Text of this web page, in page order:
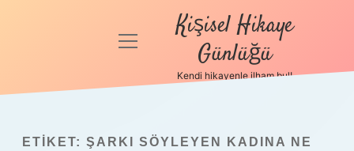
Anasayfa
Politikası
menüyü
Kişisel Hikaye
Günlüğü
Kendi hikayenle ilham bul!
ETIKET: ŞARKI SÖYLEYEN KADINA NE